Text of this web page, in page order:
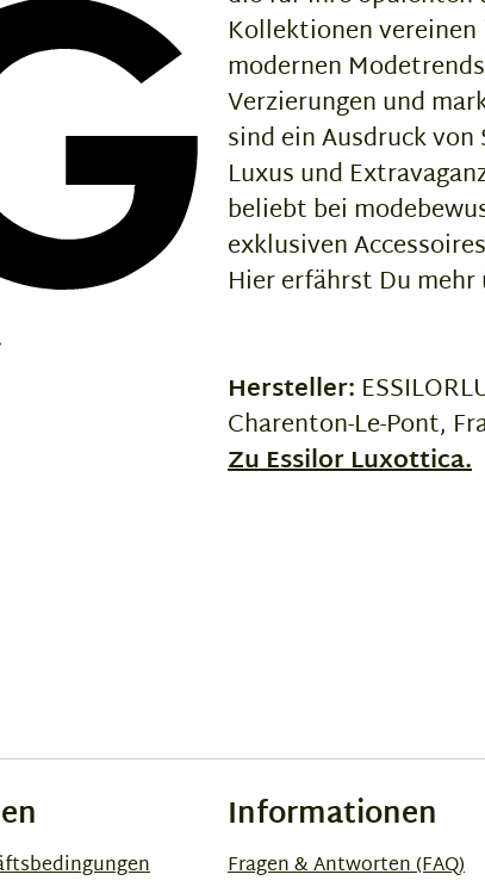
Kollektionen
modernen
Verzierungen und
sind ein Ausdruck
Luxus und
beliebt bei
exklusiven
Hier erfährst Du mehr
Hersteller:
Charenton-Le-Pont,
Zu Essilor Luxottica.
Informationen
Fragen & Antworten (FAQ)